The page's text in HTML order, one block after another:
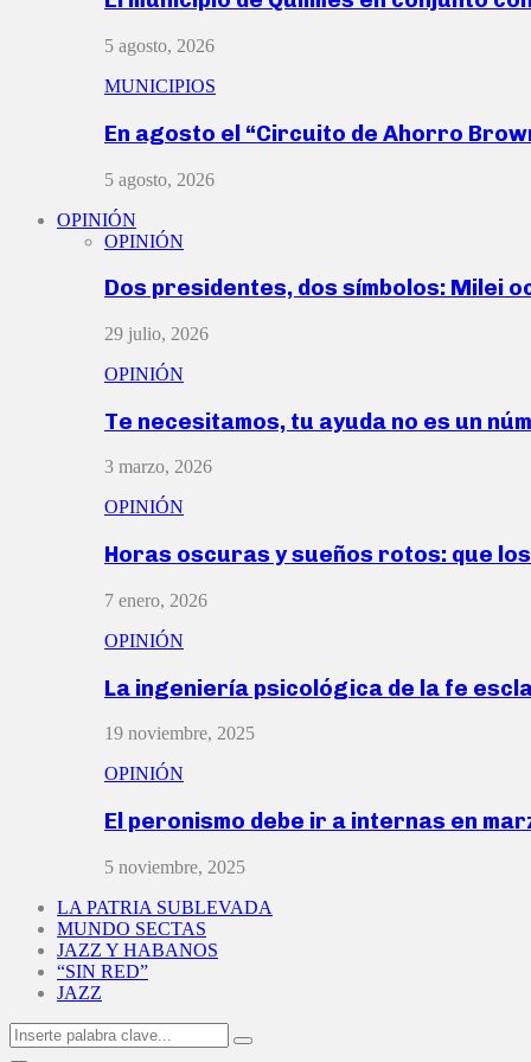
5 agosto, 2026
MUNICIPIOS
En agosto el “Circuito de Ahorro
5 agosto, 2026
OPINIÓN
OPINIÓN
Dos presidentes, dos símbolos: Milei
29 julio, 2026
OPINIÓN
Te necesitamos, tu ayuda no es un
3 marzo, 2026
OPINIÓN
Horas oscuras y sueños rotos: que
7 enero, 2026
OPINIÓN
La ingeniería psicológica de la fe
19 noviembre, 2025
OPINIÓN
El peronismo debe ir a internas en
5 noviembre, 2025
LA PATRIA SUBLEVADA
MUNDO SECTAS
JAZZ Y HABANOS
“SIN RED”
JAZZ
Search
for:
Search